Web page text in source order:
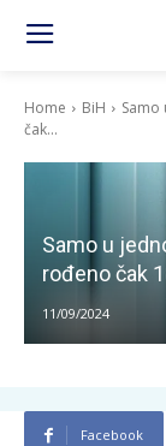
Home BiH
čak...
Samo u
rođeno čak
11/09/2024
Facebook